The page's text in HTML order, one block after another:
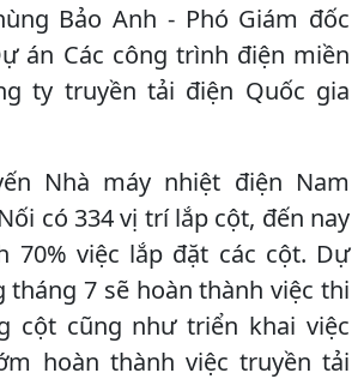
Bảo Anh - Phó Giám đốc
án Các công trình điện miền
ty truyền tải điện Quốc gia
Nhà máy nhiệt điện Nam
có 334 vị trí lắp cột, đến nay
70% việc lắp đặt các cột. Dự
tháng 7 sẽ hoàn thành việc thi
cột cũng như triển khai việc
hoàn thành việc truyền tải